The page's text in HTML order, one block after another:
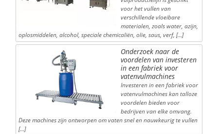
voor het vullen van
verschillende vloeibare
materialen, zoals water, azijn,
oplosmiddelen, alcohol, speciale chemicaliën, olie, saus, verf, […]
Onderzoek naar de
voordelen van investeren
in een fabriek voor
vatenvulmachines
Investeren in een fabriek voor
vatenvulmachines kan talloze
voordelen bieden voor
bedrijven van elke omvang.
Deze machines zijn ontworpen om vaten snel en nauwkeurig te vullen
[…]